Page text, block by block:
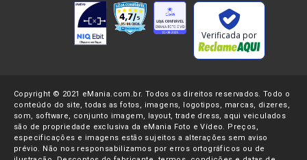
Verificada por
Copyright © 2021 eMania.com.br. Todos os direitos reservados. Todo o
conteúdo do site, todas as fotos, imagens, logotipos, marcas, dizeres,
som, software, conjunto imagem, layout, trade dress, aqui veiculados
são de propriedade exclusiva da eMania Foto e Vídeo. Preços,
especificações e imagens estão sujeitos a alterações sem aviso
prévio. Não nos responsabilizamos por erros ortográficos ou de